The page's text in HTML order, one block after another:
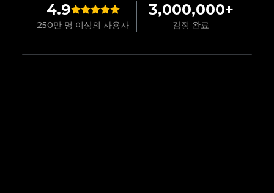
4.9
250만 명 이상의 사용자
3,000,000+
감정 완료